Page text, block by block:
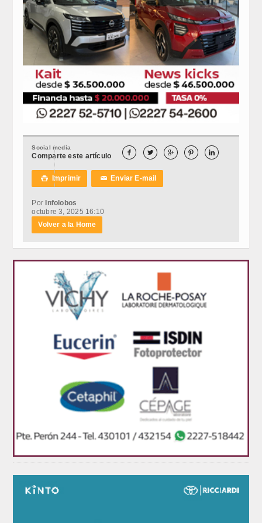
Social media
Comparte este artículo     
 Imprimir ✉Enviar E-mail
PorInfolobos
octubre 3, 2025 16:10
Volver a la Home